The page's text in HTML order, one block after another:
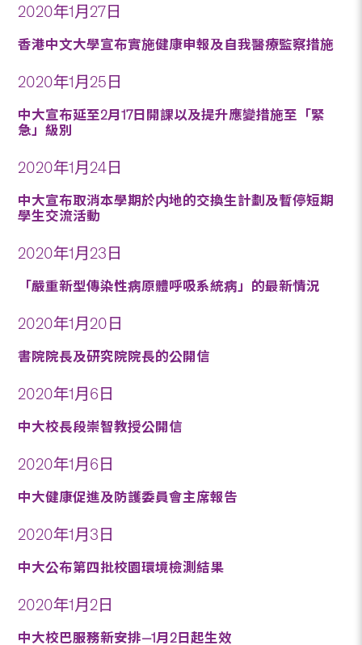
2020年1月27日
香港中文大學宣布實施健康申報及自我醫療監察措施
2020年1月25日
中大宣布延至2月17日開課以及提升應變措施至「緊
急」級別
2020年1月24日
中大宣布取消本學期於内地的交換生計劃及暫停短期
學生交流活動
2020年1月23日
「嚴重新型傳染性病原體呼吸系統病」的最新情況
2020年1月20日
書院院長及研究院院長的公開信
2020年1月6日
中大校長段崇智教授公開信
2020年1月6日
中大健康促進及防護委員會主席報告
2020年1月3日
中大公布第四批校園環境檢測結果
2020年1月2日
中大校巴服務新安排—1月2日起生效